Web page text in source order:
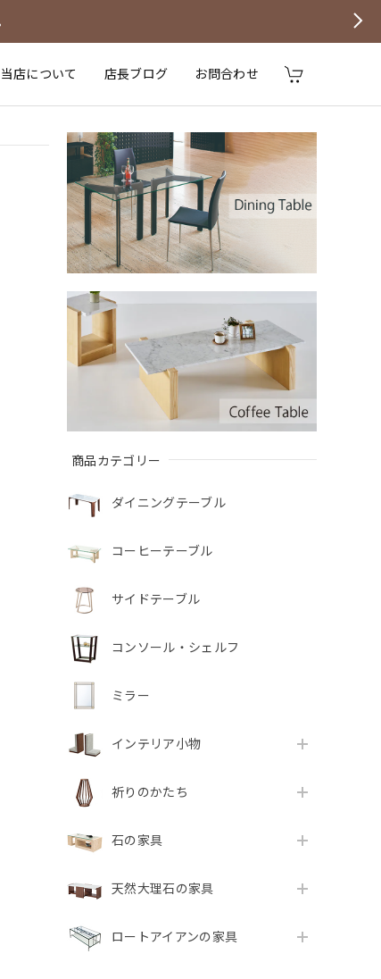
当店について 店長ブログ お問合わせ
商品カテゴリー
ダイニングテーブル
コーヒーテーブル
サイドテーブル
コンソール・シェルフ
ミラー
インテリア小物
祈りのかたち
石の家具
天然大理石の家具
ロートアイアンの家具